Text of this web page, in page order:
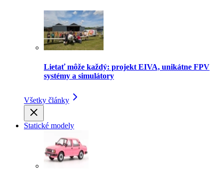
Lietať môže každý: projekt EIVA, unikátne FPV
systémy a simulátory
Všetky články
Statické modely